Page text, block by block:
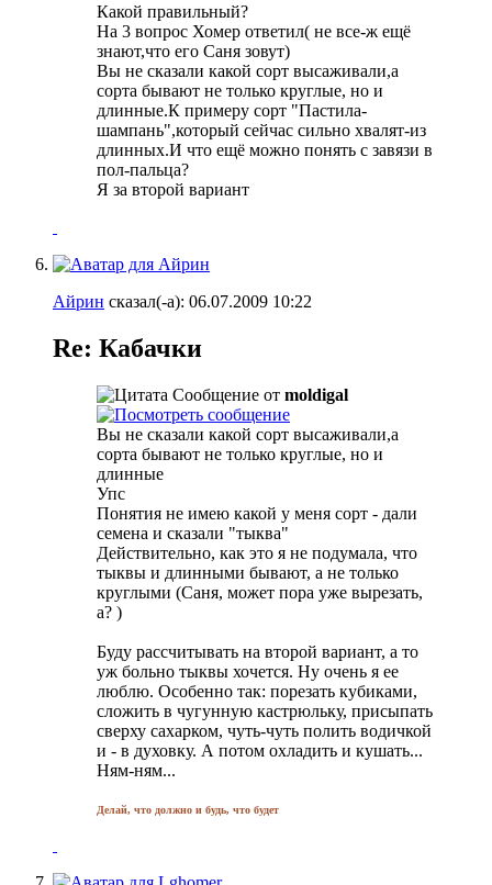
Какой правильный?
На 3 вопрос Хомер ответил( не все-ж ещё
знают,что его Саня зовут)
Вы не сказали какой сорт высаживали,а
сорта бывают не только круглые, но и
длинные.К примеру сорт "Пастила-
шампань",который сейчас сильно хвалят-из
длинных.И что ещё можно понять с завязи в
пол-пальца?
Я за второй вариант
Айрин сказал(-а): 06.07.2009 10:22
Re: Кабачки
Сообщение от moldigal
Вы не сказали какой сорт высаживали,а
сорта бывают не только круглые, но и
длинные
Упс
Понятия не имею какой у меня сорт - дали
семена и сказали "тыква"
Действительно, как это я не подумала, что
тыквы и длинными бывают, а не только
круглыми (Саня, может пора уже вырезать,
а? )
Буду рассчитывать на второй вариант, а то
уж больно тыквы хочется. Ну очень я ее
люблю. Особенно так: порезать кубиками,
сложить в чугунную кастрюльку, присыпать
сверху сахарком, чуть-чуть полить водичкой
и - в духовку. А потом охладить и кушать...
Ням-ням...
Делай, что должно и будь, что будет